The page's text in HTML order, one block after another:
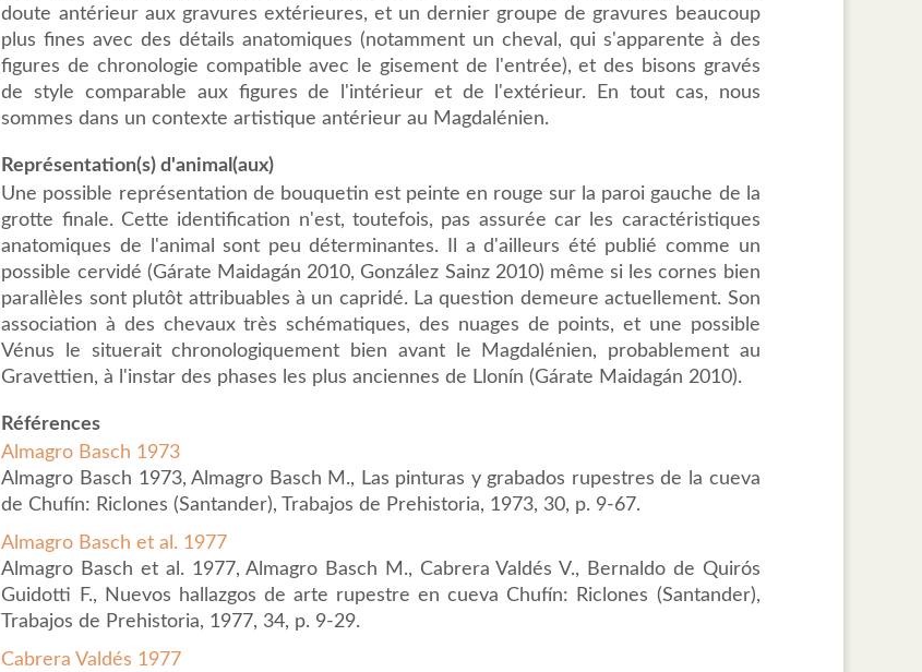
doute antérieur aux gravures extérieures, et un dernier groupe de gravures beaucoup
plus fines avec des détails anatomiques (notamment un cheval, qui s'apparente à des
figures de chronologie compatible avec le gisement de l'entrée), et des bisons gravés
de style comparable aux figures de l'intérieur et de l'extérieur. En tout cas, nous
sommes dans un contexte artistique antérieur au Magdalénien.
Représentation(s) d'animal(aux)
Une possible représentation de bouquetin est peinte en rouge sur la paroi gauche de la
grotte finale. Cette identification n'est, toutefois, pas assurée car les caractéristiques
anatomiques de l'animal sont peu déterminantes. Il a d'ailleurs été publié comme un
possible cervidé (Gárate Maidagán 2010, González Sainz 2010) même si les cornes bien
parallèles sont plutôt attribuables à un capridé. La question demeure actuellement. Son
association à des chevaux très schématiques, des nuages de points, et une possible
Vénus le situerait chronologiquement bien avant le Magdalénien, probablement au
Gravettien, à l'instar des phases les plus anciennes de Llonín (Gárate Maidagán 2010).
Références
Almagro Basch 1973
Almagro Basch 1973, Almagro Basch M., Las pinturas y grabados rupestres de la cueva
de Chufín: Riclones (Santander), Trabajos de Prehistoria, 1973, 30, p. 9-67.
Almagro Basch et al. 1977
Almagro Basch et al. 1977, Almagro Basch M., Cabrera Valdés V., Bernaldo de Quirós
Guidotti F., Nuevos hallazgos de arte rupestre en cueva Chufín: Riclones (Santander),
Trabajos de Prehistoria, 1977, 34, p. 9-29.
Cabrera Valdés 1977